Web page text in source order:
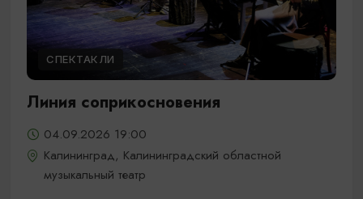
СПЕКТАКЛИ
Линия соприкосновения
04.09.2026 19:00
Калининград, Калининградский областной
музыкальный театр